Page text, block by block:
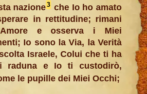
nazione3 che Io ho amato
in rettitudine; rimani
e osserva i Miei
Io sono la Via, la Verità
Israele, Colui che ti ha
raduna e Io ti custodirò,
le pupille dei Miei Occhi;